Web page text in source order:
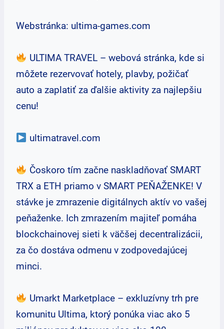
Webstránka: ultima-games.com
ULTIMA TRAVEL – webová stránka, kde si
môžete rezervovať hotely, plavby, požičať
auto a zaplatiť za ďalšie aktivity za najlepšiu
cenu!
ultimatravel.com
Čoskoro tím začne naskladňovať SMART
TRX a ETH priamo v SMART PEŇAŽENKE! V
stávke je zmrazenie digitálnych aktív vo vašej
peňaženke. Ich zmrazením majiteľ pomáha
blockchainovej sieti k väčšej decentralizácii,
za čo dostáva odmenu v zodpovedajúcej
minci.
Umarkt Marketplace – exkluzívny trh pre
komunitu Ultima, ktorý ponúka viac ako 5